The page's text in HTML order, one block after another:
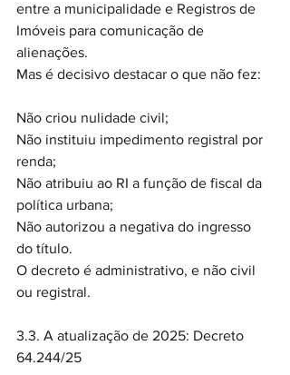
entre a municipalidade e Registros de
Imóveis para comunicação de
alienações.
Mas é decisivo destacar o que não fez:
Não criou nulidade civil;
Não instituiu impedimento registral por
renda;
Não atribuiu ao RI a função de fiscal da
política urbana;
Não autorizou a negativa do ingresso
do título.
O decreto é administrativo, e não civil
ou registral.
3.3. A atualização de 2025: Decreto
64.244/25